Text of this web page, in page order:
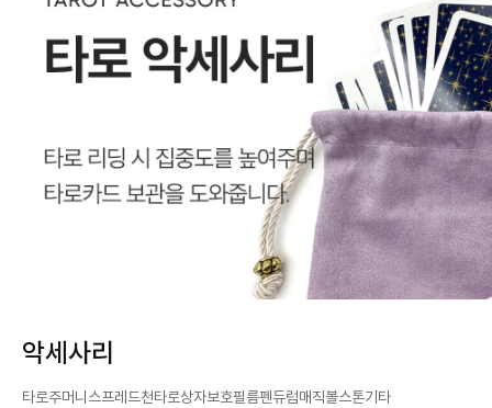
악세사리
타로주머니스프레드천타로상자보호필름펜듀럼매직볼스톤기타